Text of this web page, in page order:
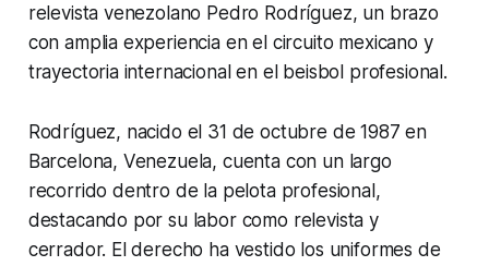
relevista venezolano Pedro Rodríguez, un brazo
con amplia experiencia en el circuito mexicano y
trayectoria internacional en el beisbol profesional.
Rodríguez, nacido el 31 de octubre de 1987 en
Barcelona, Venezuela, cuenta con un largo
recorrido dentro de la pelota profesional,
destacando por su labor como relevista y
cerrador. El derecho ha vestido los uniformes de